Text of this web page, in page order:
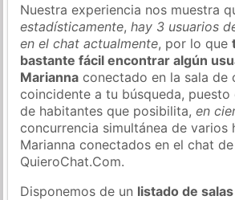
Nuestra experiencia nos muestra
estadísticamente,hay 3 usuarios
en el chat actualmente, por lo que
bastante fácil encontrar algún
Marianna conectado en la sala de
coincidente a tu búsqueda, puesto
de habitantes que posibilita,en
concurrencia simultánea de varios
Marianna conectados en el chat de
QuieroChat.Com.
Disponemos de un listado de